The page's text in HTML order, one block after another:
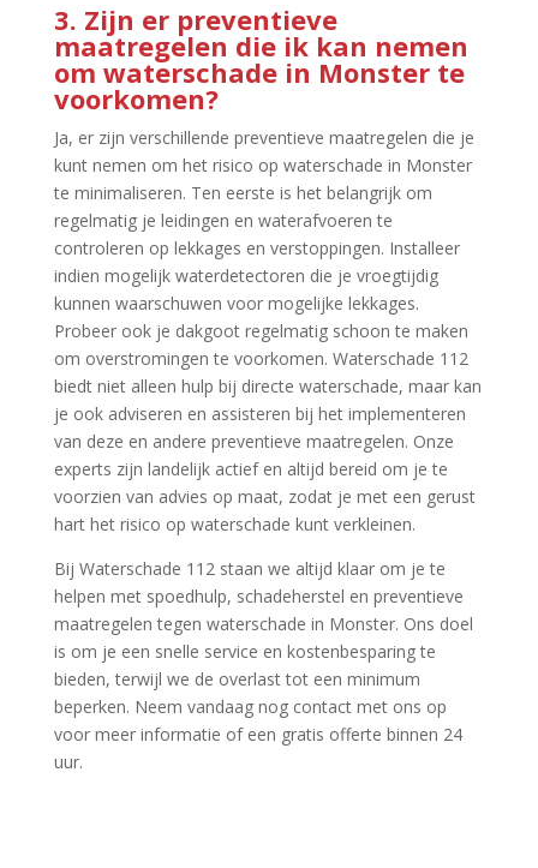
3.​ Zijn er preventieve
maatregelen die ik kan nemen
om waterschade in Monster te
voorkomen?
Ja, er zijn verschillende preventieve maatregelen die je
kunt nemen om het risico op waterschade in Monster
te minimaliseren.​ Ten eerste is het belangrijk om
regelmatig je leidingen en waterafvoeren te
controleren op lekkages en verstoppingen.​ Installeer
indien mogelijk waterdetectoren die je vroegtijdig
kunnen waarschuwen voor mogelijke lekkages.​
Probeer ook je dakgoot regelmatig schoon te maken
om overstromingen te voorkomen.​ Waterschade 112
biedt niet alleen hulp bij directe waterschade, maar kan
je ook adviseren en assisteren bij het implementeren
van deze en andere preventieve maatregelen.​ Onze
experts zijn landelijk actief en altijd bereid om je te
voorzien van advies op maat, zodat je met een gerust
hart het risico op waterschade kunt verkleinen.​
Bij Waterschade 112 staan we altijd klaar om je te
helpen met spoedhulp, schadeherstel en preventieve
maatregelen tegen waterschade in Monster.​ Ons doel
is om je een snelle service en kostenbesparing te
bieden, terwijl we de overlast tot een minimum
beperken.​ Neem vandaag nog contact met ons op
voor meer informatie of een gratis offerte binnen 24
uur.​